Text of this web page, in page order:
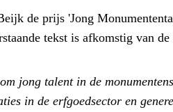
de prijs 'Jong
tekst is afkomstig van
jong talent in de
in de erfgoedsector en